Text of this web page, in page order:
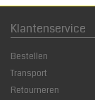
Klantenservice
Bestellen
Transport
Retourneren